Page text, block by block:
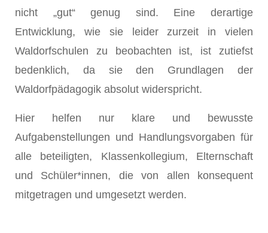
nicht „gut“ genug sind. Eine derartige
Entwicklung, wie sie leider zurzeit in vielen
Waldorfschulen zu beobachten ist, ist zutiefst
bedenklich, da sie den Grundlagen der
Waldorfpädagogik absolut widerspricht.
Hier helfen nur klare und bewusste
Aufgabenstellungen und Handlungsvorgaben für
alle beteiligten, Klassenkollegium, Elternschaft
und Schüler*innen, die von allen konsequent
mitgetragen und umgesetzt werden.